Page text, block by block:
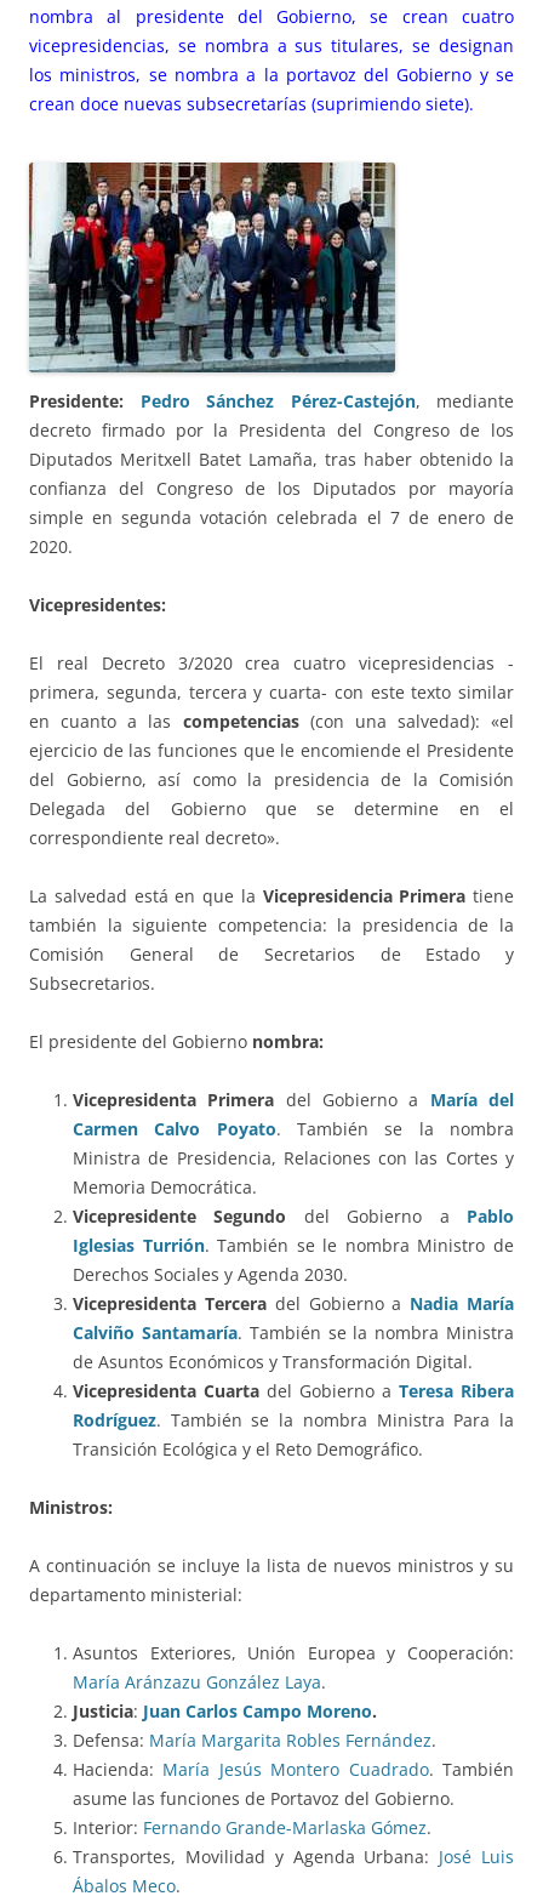
nombra al presidente del Gobierno, se crean cuatro
vicepresidencias, se nombra a sus titulares, se designan
los ministros, se nombra a la portavoz del Gobierno y se
crean doce nuevas subsecretarías (suprimiendo siete).
Presidente: Pedro Sánchez Pérez-Castejón, mediante
decreto firmado por la Presidenta del Congreso de los
Diputados Meritxell Batet Lamaña, tras haber obtenido la
confianza del Congreso de los Diputados por mayoría
simple en segunda votación celebrada el 7 de enero de
2020.
Vicepresidentes:
El real Decreto 3/2020 crea cuatro vicepresidencias -
primera, segunda, tercera y cuarta- con este texto similar
en cuanto a las competencias(con una salvedad): «el
ejercicio de las funciones que le encomiende el Presidente
del Gobierno, así como la presidencia de la Comisión
Delegada del Gobierno que se determine en el
correspondiente real decreto».
La salvedad está en que la Vicepresidencia Primera tiene
también la siguiente competencia: la presidencia de la
Comisión General de Secretarios de Estado y
Subsecretarios.
El presidente del Gobierno nombra:
Vicepresidenta Primera del Gobierno a María del
Carmen Calvo Poyato. También se la nombra
Ministra de Presidencia, Relaciones con las Cortes y
Memoria Democrática.
Vicepresidente Segundo del Gobierno a Pablo
Iglesias Turrión. También se le nombra Ministro de
Derechos Sociales y Agenda 2030.
Vicepresidenta Terceradel Gobierno a Nadia María
Calviño Santamaría. También se la nombra Ministra
de Asuntos Económicos y Transformación Digital.
Vicepresidenta Cuarta del Gobierno a Teresa Ribera
Rodríguez. También se la nombra Ministra Para la
Transición Ecológica y el Reto Demográfico.
Ministros:
A continuación se incluye la lista de nuevos ministros y su
departamento ministerial:
Asuntos Exteriores, Unión Europea y Cooperación:
María Aránzazu González Laya.
Justicia: Juan Carlos Campo Moreno.
Defensa: María Margarita Robles Fernández.
Hacienda: María Jesús Montero Cuadrado. También
asume las funciones de Portavoz del Gobierno.
Interior: Fernando Grande-Marlaska Gómez.
Transportes, Movilidad y Agenda Urbana: José Luis
Ábalos Meco.